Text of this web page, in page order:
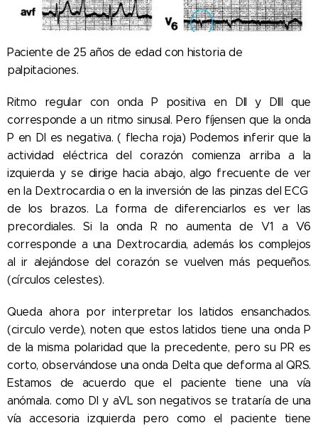
Paciente de 25 años de edad con historia de
palpitaciones.
Ritmo regular con onda P positiva en DII y DIII que
corresponde a un ritmo sinusal. Pero fíjensen que la onda
P en DI es negativa. ( flecha roja) Podemos inferir que la
actividad eléctrica del corazón comienza arriba a la
izquierda y se dirige hacia abajo, algo frecuente de ver
en la Dextrocardia o en la inversión de las pinzas del ECG
de los brazos. La forma de diferenciarlos es ver las
precordiales. Si la onda R no aumenta de V1 a V6
corresponde a una Dextrocardia, además los complejos
al ir alejándose del corazón se vuelven más pequeños.
(círculos celestes).
Queda ahora por interpretar los latidos ensanchados.
(circulo verde), noten que estos latidos tiene una onda P
de la misma polaridad que la precedente, pero su PR es
corto, observándose una onda Delta que deforma al QRS.
Estamos de acuerdo que el paciente tiene una vía
anómala. como DI y aVL son negativos se trataría de una
vía accesoria izquierda pero como el paciente tiene